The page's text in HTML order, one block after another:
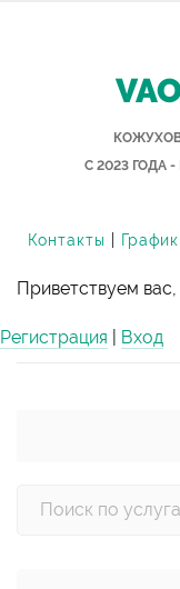
С 2023 ГОДА
Контакты
Приветствуем вас,
Регистрация Вход